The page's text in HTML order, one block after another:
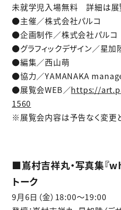
未就学児入場無料 詳細は展
●主催／株式会社パルコ
●企画制作／株式会社パルコ
●グラフィックデザイン／星加
●編集／西山萌
●協力／YAMANAKA
●展覧会WEB／https://
1560
※展覧会内容は予告なく変更
■嶌村吉祥丸・写真集
トーク
9月6日（金）18:00～19:00